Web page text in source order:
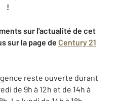
!
sur l'actualité de cet
sur la page de Century 21
reste ouverte durant
de 9h à 12h et de 14h à